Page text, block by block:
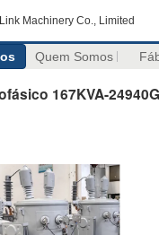
Machinery Co., Limited
Quem Somos
167KVA-